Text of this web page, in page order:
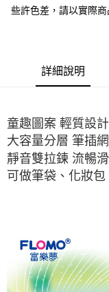
悠遊付
【關於「AFTEE先享後付
AFTEE先享後付是「在
便利好安心！
３．安心：先確認商品
【「AFTEE先享後付」結
１．於結帳方式選擇「
結帳頁面，進行簡訊認
購買商品的店家。未經
後付繳納相關費用。
※ 交易是否成功請以「
是否繳費成功／繳費後
客戶支援中心」https://
ATM付款
全家取貨付款
每筆NT$80，滿
7-11取貨付款
每筆NT$80，滿
離島宅配
每筆NT$280
些許色差，請以實際商
詳細說明
童趣圖案 輕質設
大容量分層 筆插
靜音雙拉鍊 流暢
可做筆袋、化妝